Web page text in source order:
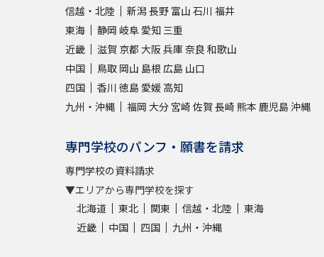
信越・北陸
新潟長野 富山 石川 福井
東海
静岡 岐阜 愛知 三重
近畿
滋賀 京都 大阪兵庫奈良 和歌山
中国
鳥取 岡山 島根 広島 山口
四国
香川 徳島 愛媛 高知
九州・沖縄
福岡 大分 宮崎 佐賀 長崎 熊本 鹿児島沖縄
専門学校のパンフ・願書を請求
専門学校の資料請求
▼エリアから専門学校を探す
北海道
東北 関東 信越・北陸
東海
近畿
中国 四国 九州・沖縄